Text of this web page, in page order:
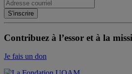
Contribuez à l’essor et à la
Je fais un don